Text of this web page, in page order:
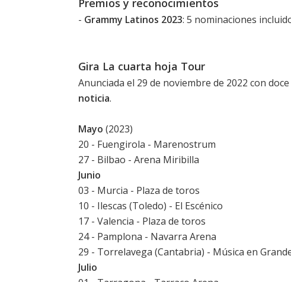
Premios y reconocimientos
- Grammy Latinos 2023: 5 nominaciones
Gira La cuarta hoja Tour
Anunciada el 29 de noviembre de 2022 con
noticia.
Mayo (2023)
20 - Fuengirola - Marenostrum
27 - Bilbao - Arena Miribilla
Junio
03 - Murcia - Plaza de toros
10 - Ilescas (Toledo) - El Escénico
17 - Valencia - Plaza de toros
24 - Pamplona - Navarra Arena
29 - Torrelavega (Cantabria) - Música en
Julio